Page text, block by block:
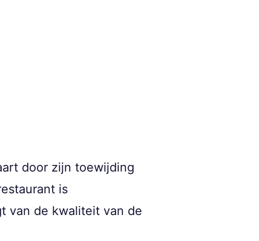
door zijn toewijding
is
van de kwaliteit van de